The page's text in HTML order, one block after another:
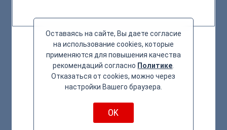
Оставаясь на сайте, Вы даете согласие
на использование cookies, которые
применяются для повышения качества
рекомендаций согласно Политике
Отказаться от cookies, можно через
настройки Вашего браузера.
OK